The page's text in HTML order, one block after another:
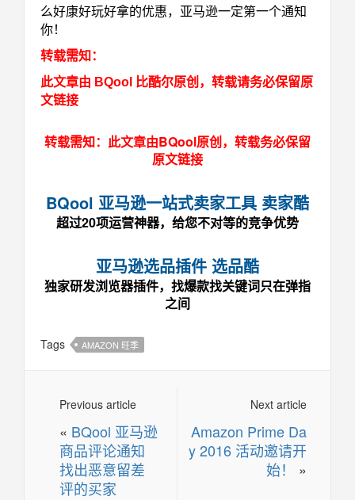
么好康好玩好拿的优惠，亚马逊一定第一个通知
你！
转载需知：
此文章由 BQool 比酷尔原创，转载请务必保留原
文链接
转载需知：此文章由BQool原创，转载务必保留
原文链接
BQool 亚马逊一站式卖家工具 卖家酷
超过20项运营神器，给您不对等的竞争优势
亚马逊选品插件 选品酷
独家研发浏览器插件，找爆款找关键词只在弹指
之间
Tags AMAZON 旺季
Next article
Amazon Prime Da
y 2016 活动邀请开
始！
»
Previous article
« BQool 亚马逊
商品评论通知
找出恶意留差
评的买家